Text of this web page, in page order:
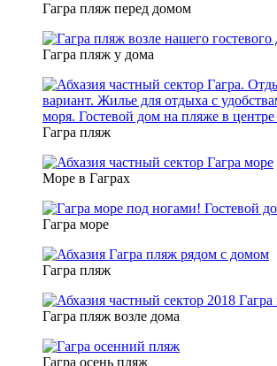
Гагра пляж перед домом
Гагра пляж у дома
Гагра пляж
Море в Гаграх
Гагра море
Гагра пляж
Гагра пляж возле дома
Гагра осень пляж